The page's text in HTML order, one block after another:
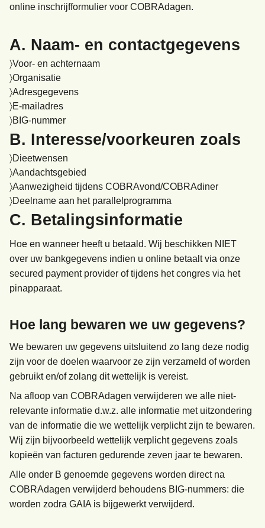
online inschrijfformulier voor COBRAdagen.
A. Naam- en contactgegevens
Voor- en achternaam
Organisatie
Adresgegevens
E-mailadres
BIG-nummer
B. Interesse/voorkeuren zoals
Dieetwensen
Aandachtsgebied
Aanwezigheid tijdens COBRAvond/COBRAdiner
Deelname aan het parallelprogramma
C. Betalingsinformatie
Hoe en wanneer heeft u betaald. Wij beschikken NIET
over uw bankgegevens indien u online betaalt via onze
secured payment provider of tijdens het congres via het
pinapparaat.
Hoe lang bewaren we uw gegevens?
We bewaren uw gegevens uitsluitend zo lang deze nodig
zijn voor de doelen waarvoor ze zijn verzameld of worden
gebruikt en/of zolang dit wettelijk is vereist.
Na afloop van COBRAdagen verwijderen we alle niet-
relevante informatie d.w.z. alle informatie met uitzondering
van de informatie die we wettelijk verplicht zijn te bewaren.
Wij zijn bijvoorbeeld wettelijk verplicht gegevens zoals
kopieën van facturen gedurende zeven jaar te bewaren.
Alle onder B genoemde gegevens worden direct na
COBRAdagen verwijderd behoudens BIG-nummers: die
worden zodra GAIA is bijgewerkt verwijderd.